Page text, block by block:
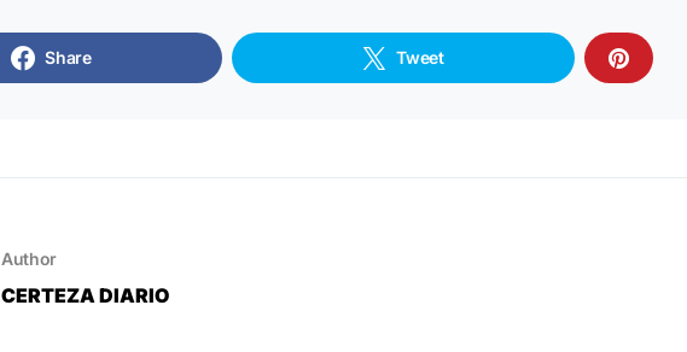
Share Tweet
Author
CERTEZA DIARIO